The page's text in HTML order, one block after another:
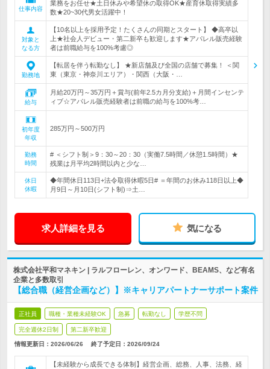
仕事内容
業務をお任せ★土日休みや希望休の取得OK★産育休取得実績多
数★20~30代男女活躍中！
対象と
なる方
【10名以上を採用予定！たくさんの同期とスタート】 ◆高卒以
上★社会人デビュー・第二新卒も歓迎します★アパレル販売経験
者は前職給与を100%考慮◎
勤務地
【転居を伴う転勤なし】 ★新店舗及び全国の店舗で募集！ ＜関
東（東京・神奈川エリア）・関西（大阪・…
給与
月給20万円～35万円＋賞与(前年2.5カ月分支給)＋月間インセンテ
ィブ☆アパレル販売経験者は前職の給与を100%考…
初年度
年収
285万円～500万円
勤務
時間
# ＜シフト制＞9：30～20：30（実働7.5時間／休憩1.5時間）★
残業は月平均2時間以内と少な…
休日
休暇
◆年間休日113日+法令取得休暇5日# ＝年間のお休み118日以上◆
月9日～月10日(シフト制)⇒土…
求人詳細を見る 気になる
株式会社平和マネキン | ラルフローレン、オンワード、BEAMS、など有名
企業と多数取引
【総合職（経営企画など）】※キャリアパートナーサポート案件
正社員 職種・業種未経験OK 急募 転勤なし 学歴不問
完全週休2日制 第二新卒歓迎
情報更新日：2026/06/26 終了予定日： 2026/09/24
【未経験から成長できる体制】経営企画、総務、人事、法務、経